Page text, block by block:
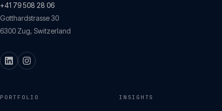
+41 79 508 28 06
Gotthardstrasse 30
6300 Zug, Switzerland
PORTFOLIO INSIGHTS